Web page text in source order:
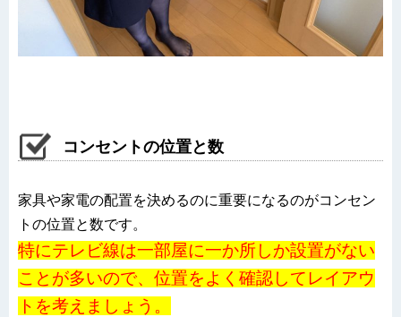
コンセントの位置と数
家具や家電の配置を決めるのに重要になるのがコンセン
トの位置と数です。
特にテレビ線は一部屋に一か所しか設置がない
ことが多いので、位置をよく確認してレイアウ
トを考えましょう。